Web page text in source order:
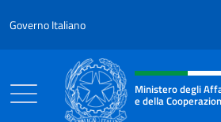
Governo Italiano
Intestazione sito,
Ministero degli
e della